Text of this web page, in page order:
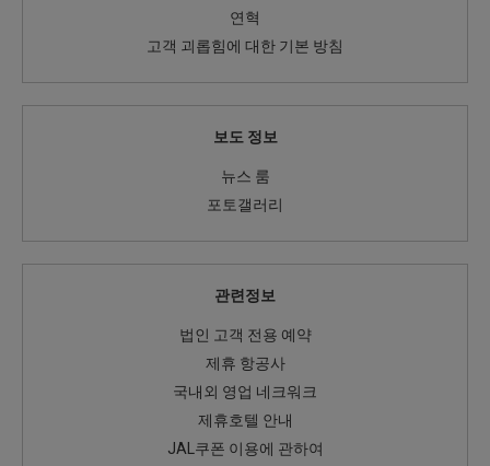
연혁
고객 괴롭힘에 대한 기본 방침
보도 정보
뉴스 룸
포토갤러리
관련정보
법인 고객 전용 예약
제휴 항공사
국내외 영업 네크워크
제휴호텔 안내
JAL쿠폰 이용에 관하여